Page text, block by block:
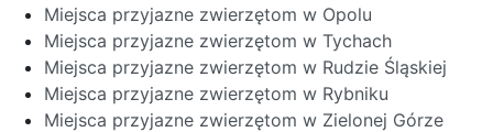
Miejsca przyjazne zwierzętom w Opolu
Miejsca przyjazne zwierzętom w Tychach
Miejsca przyjazne zwierzętom w Rudzie Śląskiej
Miejsca przyjazne zwierzętom w Rybniku
Miejsca przyjazne zwierzętom w Zielonej Górze